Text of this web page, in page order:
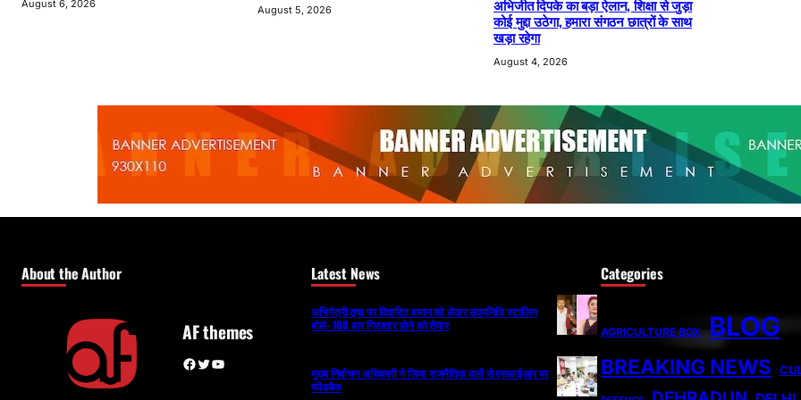
August 6, 2026 August 5, 2026
अभिजीत दिपके का बड़ा ऐलान, शिक्षा से जुड़ा
कोई मुद्दा उठेगा, हमारा संगठन छात्रों के साथ
खड़ा रहेगा
August 4, 2026
About the Author
AF themes
Facebook Twitter YouTube
Latest News
अभिनेत्री तृषा पर विवादित बयान को लेकर उदयनिधि स्टालिन
बोले- 100 बार गिरफ्तार होने को तैयार
मुख्य निर्वाचन अधिकारी ने लिया राजनैतिक दलों से एसआईआर पर
फीडबैक
Categories
AGRICULTURE BOX BLOG
BREAKING NEWS